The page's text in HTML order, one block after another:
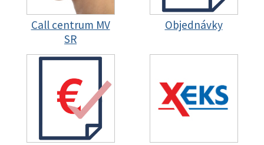
Call centrum MV
SR
Objednávky